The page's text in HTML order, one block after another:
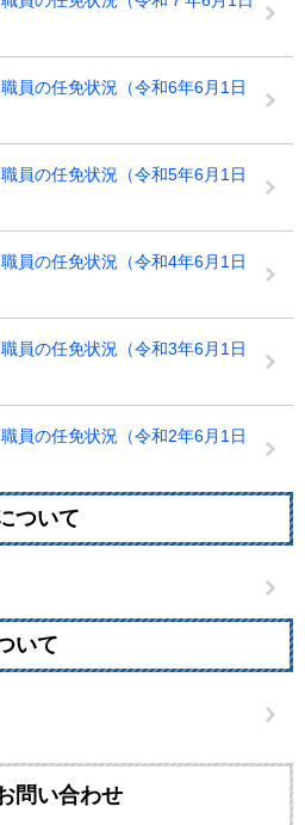
員の任免状況（令和6年6月1日
員の任免状況（令和5年6月1日
員の任免状況（令和4年6月1日
員の任免状況（令和3年6月1日
員の任免状況（令和2年6月1日
ついて
いて
問い合わせ